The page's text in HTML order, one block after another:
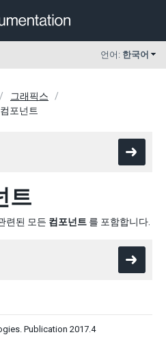
언어: 한국어
그래픽스
포넌트
트
련된 모든 컴포넌트 를 포함합니다.
Publication 2017.4